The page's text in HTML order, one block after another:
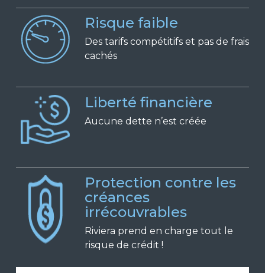
Risque faible
Des tarifs compétitifs et pas de frais
cachés
Liberté financière
Aucune dette n’est créée
Protection contre les
créances
irrécouvrables
Riviera prend en charge tout le
risque de crédit !